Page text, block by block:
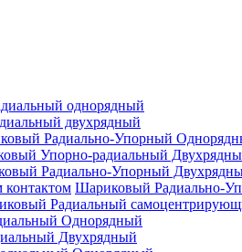
однорядный
двухрядный
Радиально-Упорный
Упорно-радиальный
Радиально-Упорный
Шариковый Радиально-
Радиальный
Однорядный
Двухрядный